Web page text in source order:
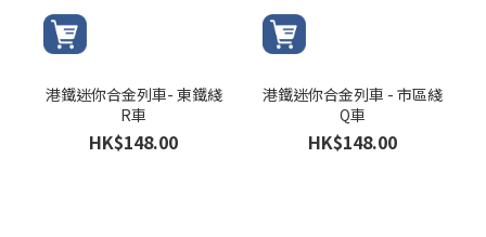
港鐵迷你合金列車- 東鐵綫
R車
HK$148.00
港鐵迷你合金列車 - 市區綫
Q車
HK$148.00